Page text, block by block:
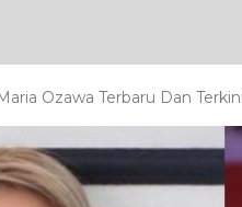
Ozawa Terbaru Dan Terkini